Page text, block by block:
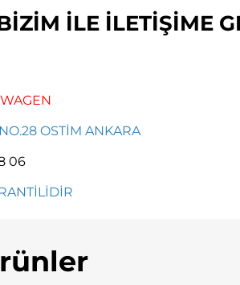
İLE İLETİŞİME
OSTİM ANKARA
06